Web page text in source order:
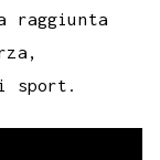
raggiunta
sport.